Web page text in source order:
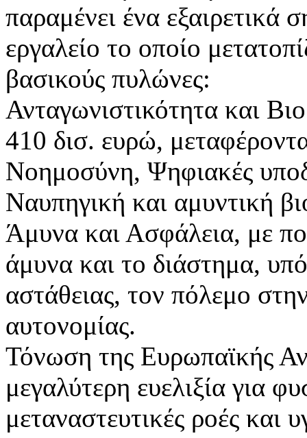
παραμένει ένα εξαιρετικά
εργαλείο το οποίο
βασικούς πυλώνες:
Ανταγωνιστικότητα και
410 δισ. ευρώ,
Νοημοσύνη, Ψηφιακές
Ναυπηγική και αμυντική
Άμυνα και Ασφάλεια, με
άμυνα και το διάστημα,
αστάθειας, τον πόλεμο
αυτονομίας.
Τόνωση της Ευρωπαϊκής
μεγαλύτερη ευελιξία για
μεταναστευτικές ροές και